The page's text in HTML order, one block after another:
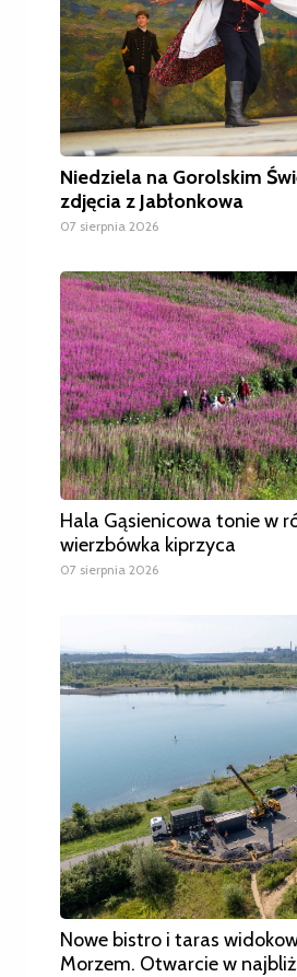
Niedziela na Gorolskim
zdjęcia z Jabłonkowa
07 sierpnia 2026
Hala Gąsienicowa tonie w
wierzbówka kiprzyca
07 sierpnia 2026
Nowe bistro i taras
Morzem. Otwarcie w